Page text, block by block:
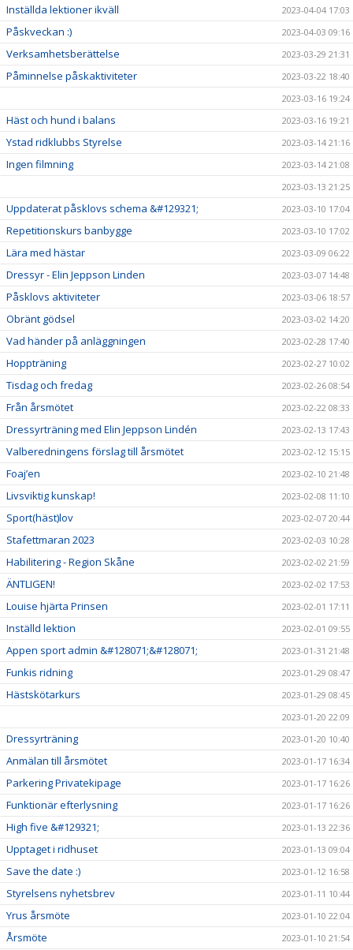
Inställda lektioner ikväll 2023-04-04 17:03
Påskveckan :) 2023-04-03 09:16
Verksamhetsberättelse 2023-03-29 21:31
Påminnelse påskaktiviteter
2023-03-22 18:40
2023-03-16 19:24
Häst och hund i balans 2023-03-16 19:21
Ystad ridklubbs Styrelse 2023-03-14 21:16
Ingen filmning
2023-03-14 21:08
2023-03-13 21:25
Uppdaterat påsklovs schema &#129321; 2023-03-10 17:04
Repetitionskurs banbygge 2023-03-10 17:02
Lära med hästar 2023-03-09 06:22
Dressyr - Elin Jeppson Linden 2023-03-07 14:48
Påsklovs aktiviteter 2023-03-06 18:57
Obränt gödsel 2023-03-02 14:20
Vad händer på anläggningen 2023-02-28 17:40
Hoppträning 2023-02-27 10:02
Tisdag och fredag 2023-02-26 08:54
Från årsmötet 2023-02-22 08:33
Dressyrträning med Elin Jeppson Lindén 2023-02-13 17:43
Valberedningens förslag till årsmötet 2023-02-12 15:15
Foaj’en 2023-02-10 21:48
Livsviktig kunskap! 2023-02-08 11:10
Sport(häst)lov 2023-02-07 20:44
Stafettmaran 2023 2023-02-03 10:28
Habilitering - Region Skåne 2023-02-02 21:59
ÄNTLIGEN! 2023-02-02 17:53
Louise hjärta Prinsen 2023-02-01 17:11
Inställd lektion 2023-02-01 09:55
Appen sport admin &#128071;&#128071; 2023-01-31 21:48
Funkis ridning 2023-01-29 08:47
Hästskötarkurs
2023-01-29 08:45
2023-01-20 22:09
Dressyrträning 2023-01-20 10:40
Anmälan till årsmötet 2023-01-17 16:34
Parkering Privatekipage 2023-01-17 16:26
Funktionär efterlysning 2023-01-17 16:26
High five &#129321; 2023-01-13 22:36
Upptaget i ridhuset 2023-01-13 09:04
Save the date :) 2023-01-12 16:58
Styrelsens nyhetsbrev 2023-01-11 10:44
Yrus årsmöte 2023-01-10 22:04
Årsmöte 2023-01-10 21:54